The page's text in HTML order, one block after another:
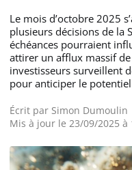
Le mois d’octobre 2025
plusieurs décisions de la
échéances pourraient
attirer un afflux massif
investisseurs surveillent
pour anticiper le
Écrit par Simon Dumoulin
Mis à jour le 23/09/2025 à